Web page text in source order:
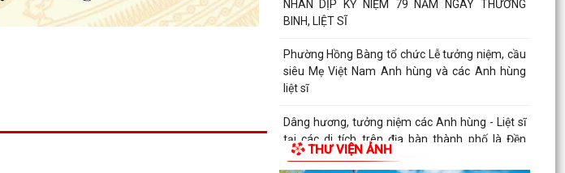
NHÂN DỊP KỶ NIỆM 79 NĂM NGÀY THƯƠNG
BINH, LIỆT SĨ
Phường Hồng Bàng tổ chức Lễ tưởng niệm, cầu
siêu Mẹ Việt Nam Anh hùng và các Anh hùng
liệt sĩ
Dâng hương, tưởng niệm các Anh hùng - Liệt sĩ
tại các di tích trên địa bàn thành phố là Đền
thờ... THƯ VIỆN ẢNH